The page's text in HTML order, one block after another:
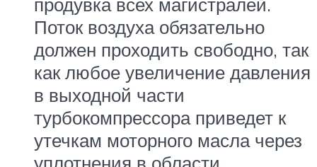
Поток воздуха обязательно
должен проходить свободно, так
как любое увеличение давления
в выходной части
турбокомпрессора приведет к
утечкам моторного масла через